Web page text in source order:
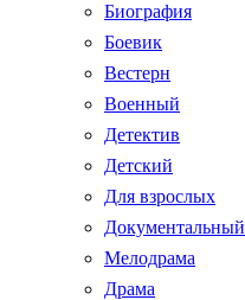
Биография
Боевик
Вестерн
Военный
Детектив
Детский
Для взрослых
Документальный
Мелодрама
Драма